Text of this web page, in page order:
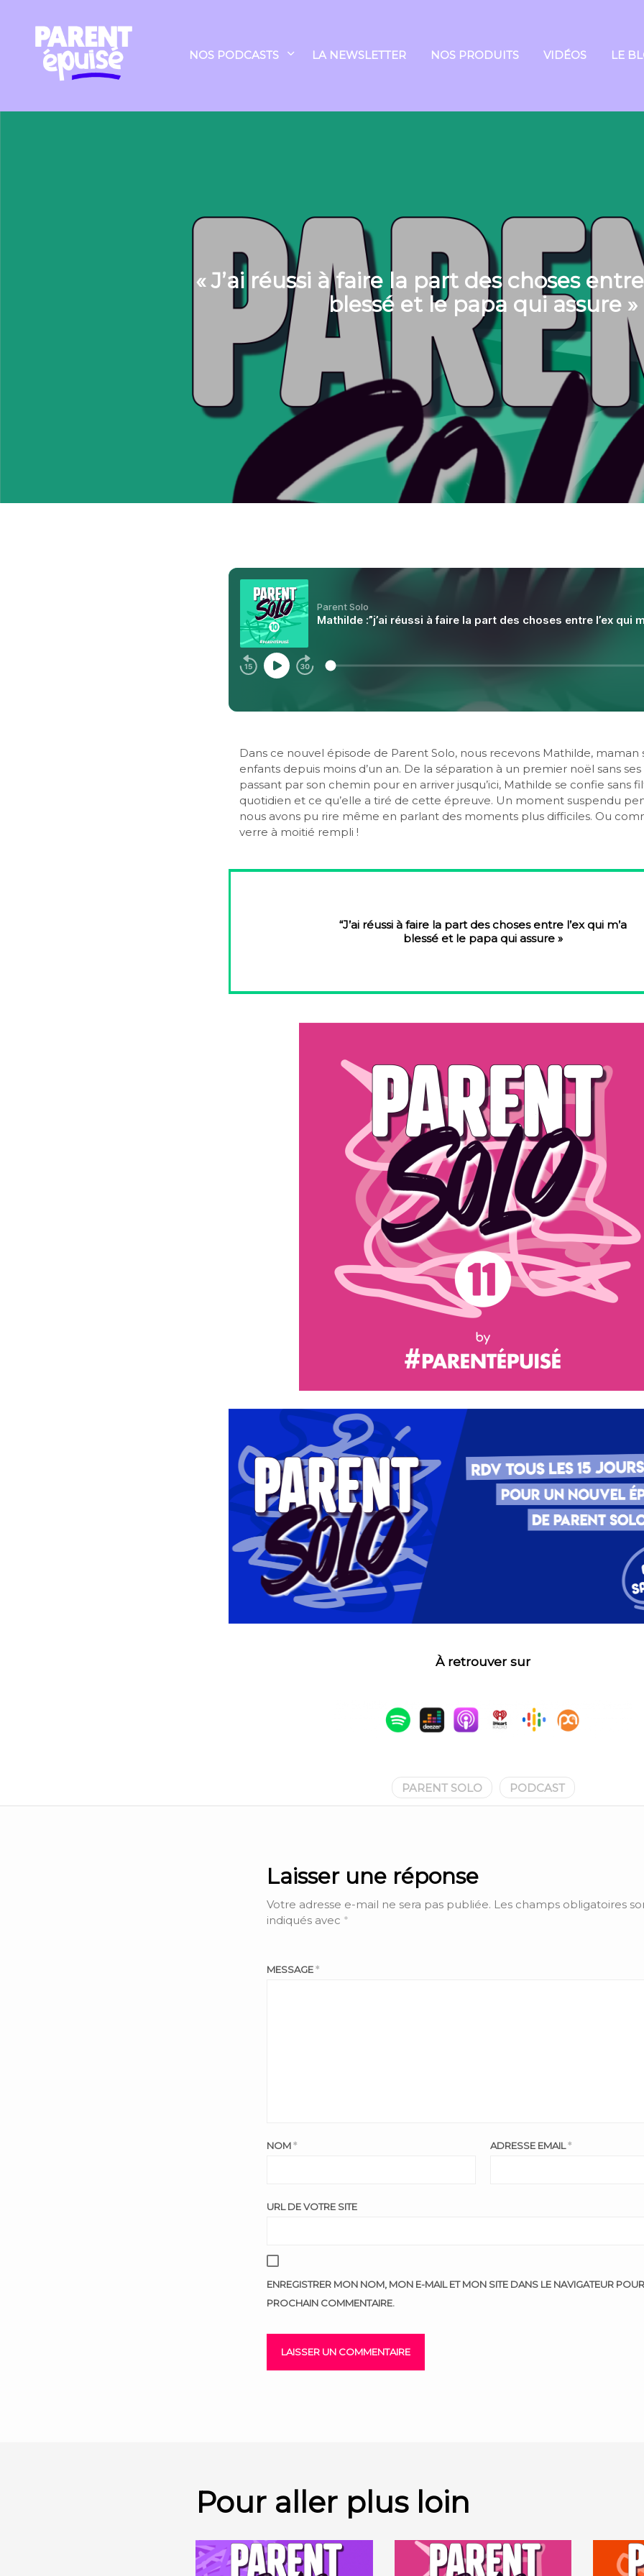
NOS PODCASTS LA NEWSLETTER NOS PRODUITS VIDÉOS LE
« J’ai réussi à faire la part des choses
blessé et le papa qui assure »
Dans ce nouvel épisode de Parent Solo, nous recevons Mathilde, maman
enfants depuis moins d’un an. De la séparation à un premier noël sans
passant par son chemin pour en arriver jusqu’ici, Mathilde se confie sans
quotidien et ce qu’elle a tiré de cette épreuve. Un moment suspendu
nous avons pu rire même en parlant des moments plus difficiles. Ou
verre à moitié rempli !
“J’ai réussi à faire la part des choses entre l’ex qui m’a
blessé et le papa qui assure »
À retrouver sur
PARENT SOLO PODCAST
Laisser une réponse
Votre adresse e-mail ne sera pas publiée. Les champs obligatoires
indiqués avec *
MESSAGE*
NOM* ADRESSE EMAIL*
URL DE VOTRE SITE
ENREGISTRER MON NOM, MON E-MAIL ET MON SITE DANS LE NAVIGATEUR
PROCHAIN COMMENTAIRE.
Pour aller plus loin